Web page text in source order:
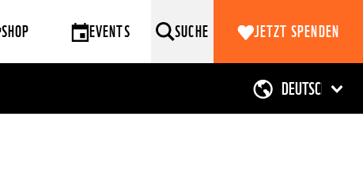
SHOP EVENTS SUCHE JETZT SPENDEN